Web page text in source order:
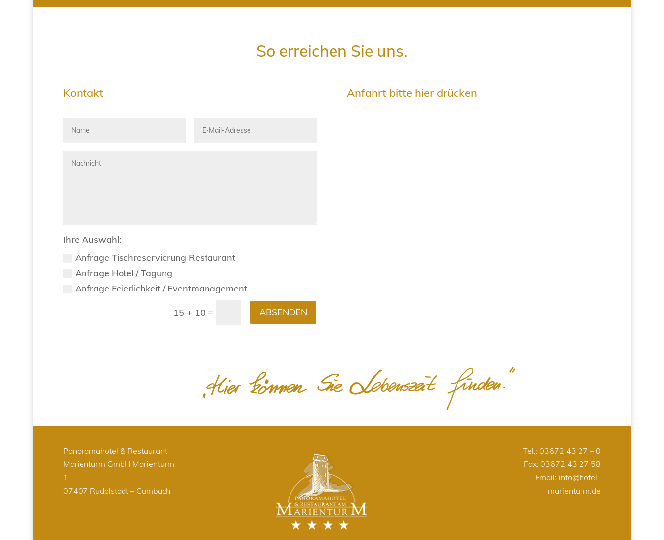
So erreichen Sie uns.
Kontakt
Ihre Auswahl:
Anfrage Tischreservierung Restaurant
Anfrage Hotel / Tagung
Anfrage Feierlichkeit / Eventmanagement
15 + 10 = ABSENDEN
Anfahrt bitte hier drücken
Panoramahotel & Restaurant
Marienturm GmbH Marienturm
1
07407 Rudolstadt – Cumbach
Tel.: 03672 43 27 – 0
Fax: 03672 43 27 58
Email: info@hotel-
marienturm.de